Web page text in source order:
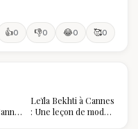
👍0 👎0 😂0 🥰0
Leïla Bekhti à Cannes
: Une leçon de mode